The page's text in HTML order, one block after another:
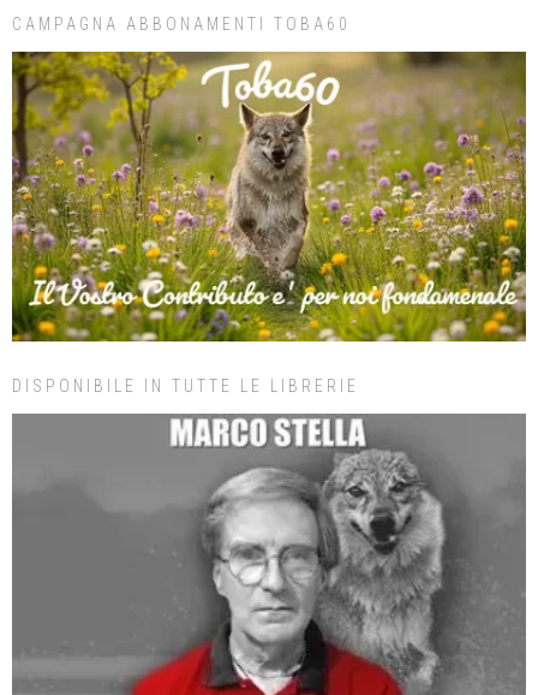
CAMPAGNA ABBONAMENTI TOBA60
DISPONIBILE IN TUTTE LE LIBRERIE